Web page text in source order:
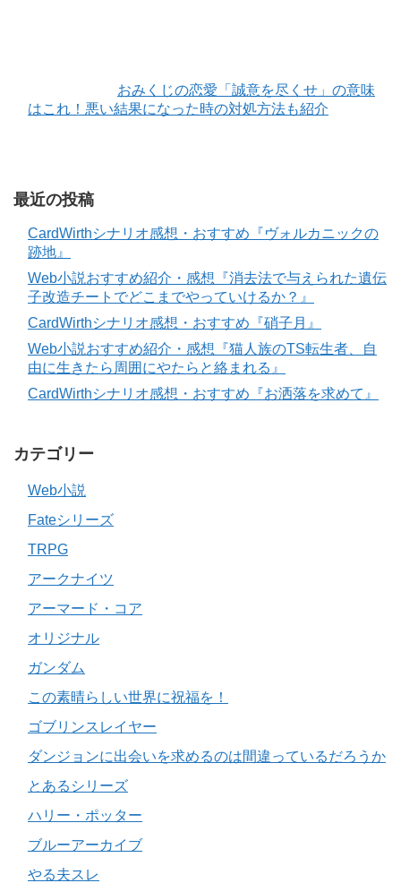
おみくじの恋愛「誠意を尽くせ」の意味
はこれ！悪い結果になった時の対処方法も紹介
最近の投稿
CardWirthシナリオ感想・おすすめ『ヴォルカニックの
跡地』
Web小説おすすめ紹介・感想『消去法で与えられた遺伝
子改造チートでどこまでやっていけるか？』
CardWirthシナリオ感想・おすすめ『硝子月』
Web小説おすすめ紹介・感想『猫人族のTS転生者、自
由に生きたら周囲にやたらと絡まれる』
CardWirthシナリオ感想・おすすめ『お洒落を求めて』
カテゴリー
Web小説
Fateシリーズ
TRPG
アークナイツ
アーマード・コア
オリジナル
ガンダム
この素晴らしい世界に祝福を！
ゴブリンスレイヤー
ダンジョンに出会いを求めるのは間違っているだろうか
とあるシリーズ
ハリー・ポッター
ブルーアーカイブ
やる夫スレ